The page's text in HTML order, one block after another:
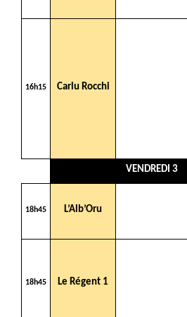
16h15 Carlu Rocchi
VENDREDI 3
18h45 L’Alb’Oru
18h45 Le Régent 1